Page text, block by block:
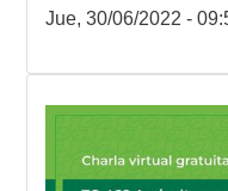
Jue, 30/06/2022 -